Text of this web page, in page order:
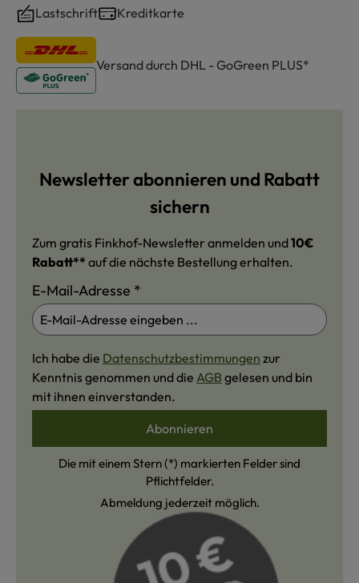
Lastschrift
Kreditkarte
Versand durch DHL - GoGreen PLUS*
Newsletter abonnieren und Rabatt
sichern
Zum gratis Finkhof-Newsletter anmelden und10€
Rabatt** auf die nächste Bestellung erhalten.
E-Mail-Adresse *
Ich habe die Datenschutzbestimmungen zur
Kenntnis genommen und die AGB gelesen und bin
mit ihnen einverstanden.
Abonnieren
Die mit einem Stern (*) markierten Felder sind
Pflichtfelder.
Abmeldung jederzeit möglich.